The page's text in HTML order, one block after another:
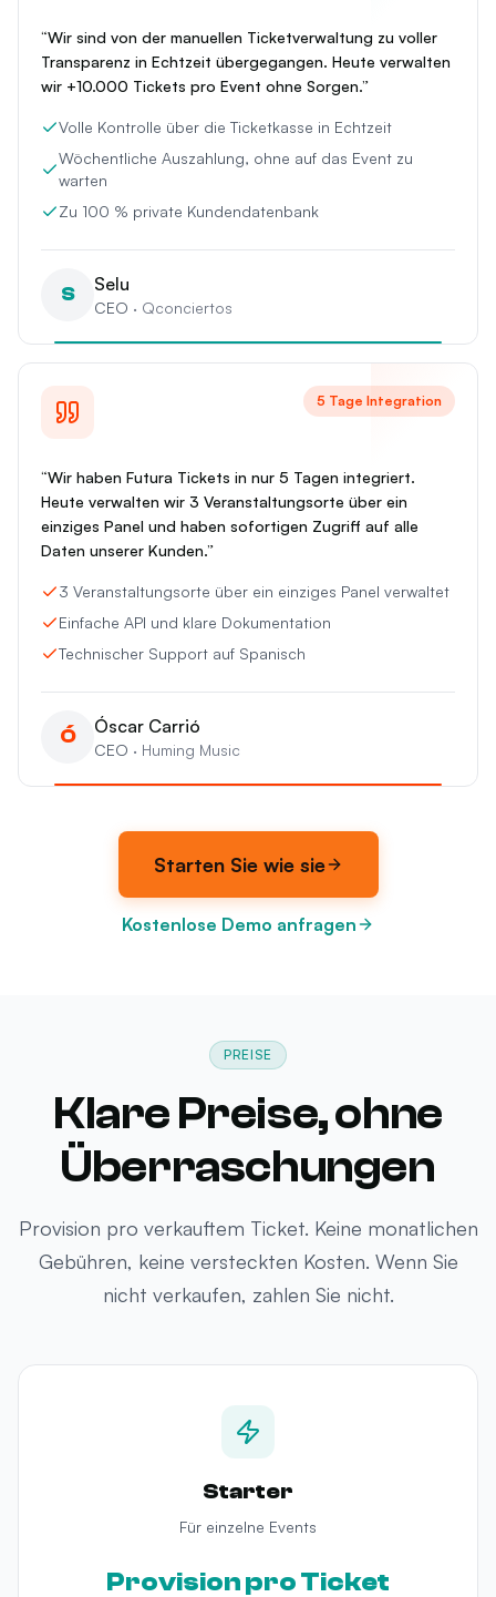
“Wir sind von der manuellen Ticketverwaltung zu voller
Transparenz in Echtzeit übergegangen. Heute verwalten
wir +10.000 Tickets pro Event ohne Sorgen.”
Volle Kontrolle über die Ticketkasse in Echtzeit
Wöchentliche Auszahlung, ohne auf das Event zu
warten
Zu 100 % private Kundendatenbank
S Selu
CEO · Qconciertos
5 Tage Integration
“Wir haben Futura Tickets in nur 5 Tagen integriert.
Heute verwalten wir 3 Veranstaltungsorte über ein
einziges Panel und haben sofortigen Zugriff auf alle
Daten unserer Kunden.”
3 Veranstaltungsorte über ein einziges Panel verwaltet
Einfache API und klare Dokumentation
Technischer Support auf Spanisch
Ó Óscar Carrió
CEO · Huming Music
Starten Sie wie sie
Kostenlose Demo anfragen
PREISE
Klare Preise, ohne
Überraschungen
Provision pro verkauftem Ticket. Keine monatlichen
Gebühren, keine versteckten Kosten. Wenn Sie
nicht verkaufen, zahlen Sie nicht.
Starter
Für einzelne Events
Provision pro Ticket